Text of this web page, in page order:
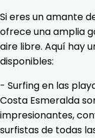
Si eres un amante
ofrece una amplia
aire libre. Aquí hay
disponibles:
- Surfing en las
Costa Esmeralda
impresionantes,
surfistas de todas